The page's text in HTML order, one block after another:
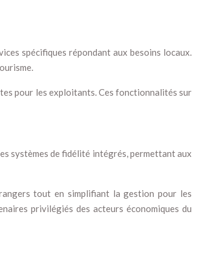
spécifiques répondant aux besoins locaux.
pour les exploitants. Ces fonctionnalités sur
systèmes de fidélité intégrés, permettant aux
tout en simplifiant la gestion pour les
privilégiés des acteurs économiques du